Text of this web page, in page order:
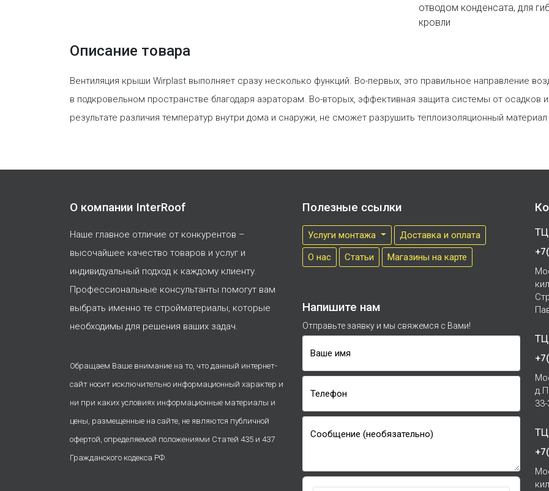
отводом конденсата, для
кровли
Описание товара
Вентиляция крыши Wirplast выполняет сразу несколько функций. Во-первых, это правильное направление
в подкровельном пространстве благодаря аэраторам. Во-вторых, эффективная защита системы от осадков
результате различия температур внутри дома и снаружи, не сможет разрушить теплоизоляционный
О компании InterRoof
Наше главное отличие от конкурентов –
высочайшее качество товаров и услуг и
индивидуальный подход к каждому клиенту.
Профессиональные консультанты помогут вам
выбрать именно те стройматериалы, которые
необходимы для решения ваших задач.
Обращаем Ваше внимание на то, что данный интернет-
сайт носит исключительно информационный характер и
ни при каких условиях информационные материалы и
цены, размещенные на сайте, не являются публичной
офертой, определяемой положениями Статей 435 и 437
Гражданского кодекса РФ.
Полезные ссылки
Услуги монтажа
Доставка и оплата
О нас
Cтатьи Магазины на карте
Напишите нам
Отправьте заявку и мы свяжемся с Вами!
Ваше имя
Телефон
Сообщение (необязательно)
ТЦ
ТЦ
ТЦ